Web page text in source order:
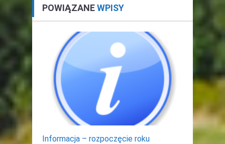
POWIĄZANEWPISY
Informacja – rozpoczęcie roku